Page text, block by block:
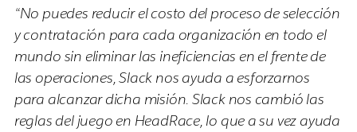
“No puedes reducir el costo del proceso de selección
y contratación para cada organización en todo el
mundo sin eliminar las ineficiencias en el frente de
las operaciones, Slack nos ayuda a esforzarnos
para alcanzar dicha misión. Slack nos cambió las
reglas del juego en HeadRace, lo que a su vez ayuda